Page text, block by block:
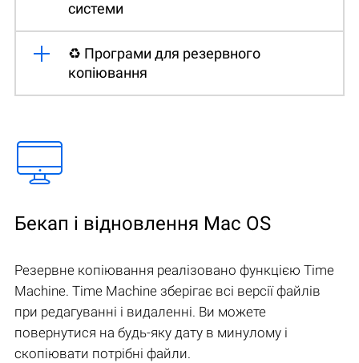
системи
♻️ Програми для резервного
копіювання
Бекап і відновлення Mac OS
Резервне копіювання реалізовано функцією Time
Machine. Time Machine зберігає всі версії файлів
при редагуванні і видаленні. Ви можете
повернутися на будь-яку дату в минулому і
скопіювати потрібні файли.